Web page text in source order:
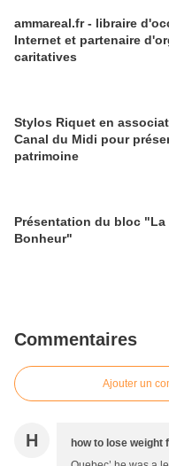
ammareal.fr - libraire
Internet et partenaire
caritatives
Stylos Riquet en
Canal du Midi pour
patrimoine
Présentation du bloc "La
Bonheur"
Commentaires
Ajouter un
H how to lose weight